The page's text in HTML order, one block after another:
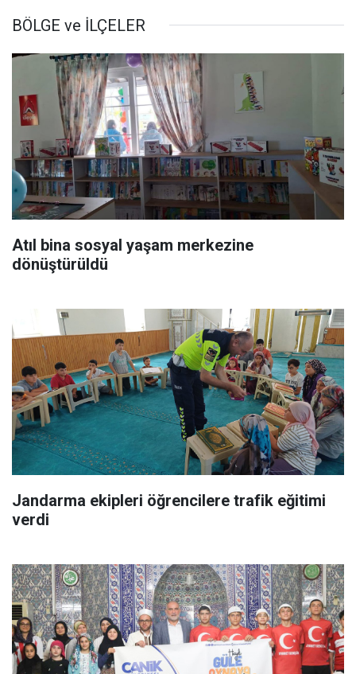
BÖLGE ve İLÇELER
Atıl bina sosyal yaşam merkezine
dönüştürüldü
Jandarma ekipleri öğrencilere trafik eğitimi
verdi